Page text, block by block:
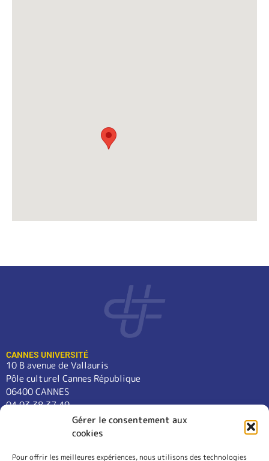
Gérer le consentement aux
cookies
Pour offrir les meilleures expériences, nous utilisons des technologies
CANNES UNIVERSITÉ
10 B avenue de Vallauris
Pôle culturel Cannes République
06400 CANNES
04 93 38 37 49
contact@cannes-universite.fr